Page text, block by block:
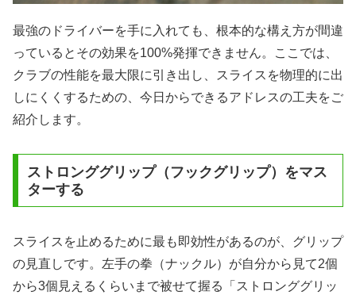
最強のドライバーを手に入れても、根本的な構え方が間違
っているとその効果を100%発揮できません。ここでは、
クラブの性能を最大限に引き出し、スライスを物理的に出
しにくくするための、今日からできるアドレスの工夫をご
紹介します。
ストロンググリップ（フックグリップ）をマス
ターする
スライスを止めるために最も即効性があるのが、グリップ
の見直しです。左手の拳（ナックル）が自分から見て2個
から3個見えるくらいまで被せて握る「ストロンググリッ